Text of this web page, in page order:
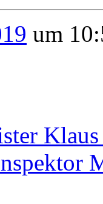
um
Klaus